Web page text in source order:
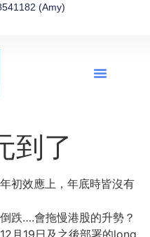
(Amy)
到了
初效應上，年底時皆沒有
跌….會拖慢港股的升勢？
月19日及之後部署的long